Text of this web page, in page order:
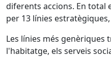
diferents accions. En total
per 13 línies
Les línies més genèriques
l'habitatge, els serveis